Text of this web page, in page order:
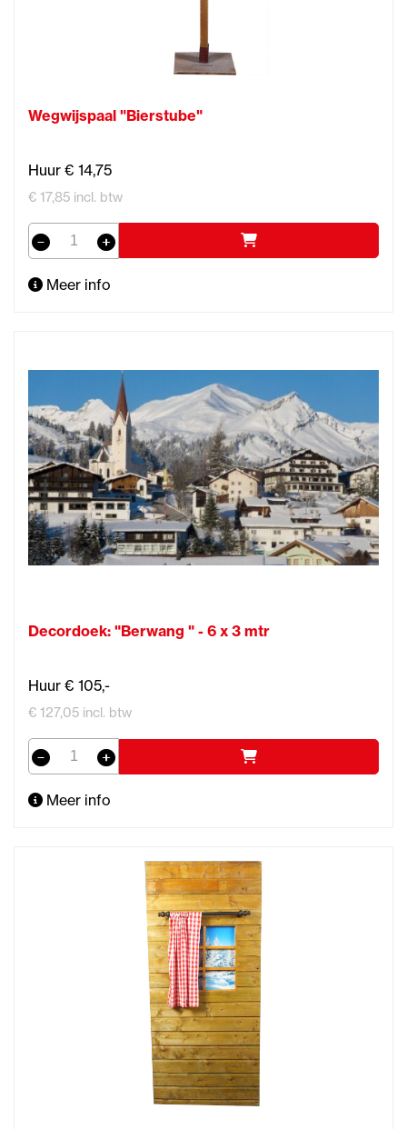
Wegwijspaal "Bierstube"
Huur € 14,75
€ 17,85 incl. btw
Meer info
Decordoek: "Berwang " - 6 x 3 mtr
Huur € 105,-
€ 127,05 incl. btw
Meer info